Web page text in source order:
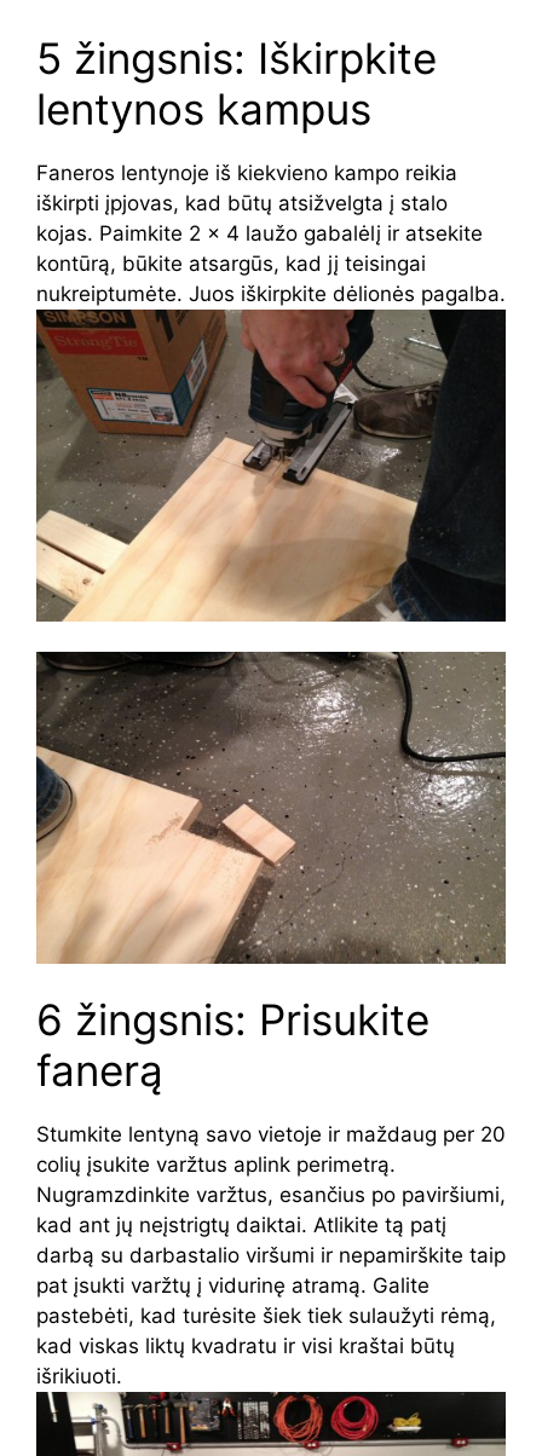
5 žingsnis: Iškirpkite
lentynos kampus
Faneros lentynoje iš kiekvieno kampo reikia
iškirpti įpjovas, kad būtų atsižvelgta į stalo
kojas. Paimkite 2 × 4 laužo gabalėlį ir atsekite
kontūrą, būkite atsargūs, kad jį teisingai
nukreiptumėte. Juos iškirpkite dėlionės pagalba.
6 žingsnis: Prisukite
fanerą
Stumkite lentyną savo vietoje ir maždaug per 20
colių įsukite varžtus aplink perimetrą.
Nugramzdinkite varžtus, esančius po paviršiumi,
kad ant jų neįstrigtų daiktai. Atlikite tą patį
darbą su darbastalio viršumi ir nepamirškite taip
pat įsukti varžtų į vidurinę atramą. Galite
pastebėti, kad turėsite šiek tiek sulaužyti rėmą,
kad viskas liktų kvadratu ir visi kraštai būtų
išrikiuoti.